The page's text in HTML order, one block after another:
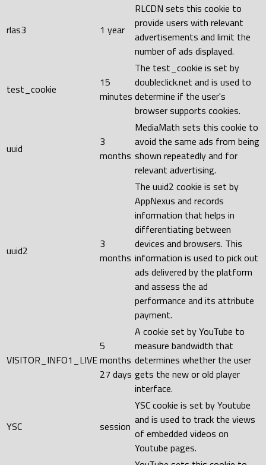
rlas3 1 year
RLCDN sets this cookie to
provide users with relevant
advertisements and limit the
number of ads displayed.
test_cookie
15
minutes
The test_cookie is set by
doubleclick.net and is used to
determine if the user's
browser supports cookies.
uuid
3
months
MediaMath sets this cookie to
avoid the same ads from being
shown repeatedly and for
relevant advertising.
uuid2
3
months
The uuid2 cookie is set by
AppNexus and records
information that helps in
differentiating between
devices and browsers. This
information is used to pick out
ads delivered by the platform
and assess the ad
performance and its attribute
payment.
VISITOR_INFO1_LIVE
5
months
27 days
A cookie set by YouTube to
measure bandwidth that
determines whether the user
gets the new or old player
interface.
YSC session
YSC cookie is set by Youtube
and is used to track the views
of embedded videos on
Youtube pages.